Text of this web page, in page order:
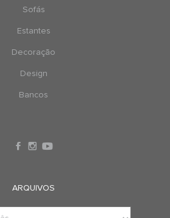
Sofás
Estantes
Decoração
Design
Bancos
ARQUIVOS